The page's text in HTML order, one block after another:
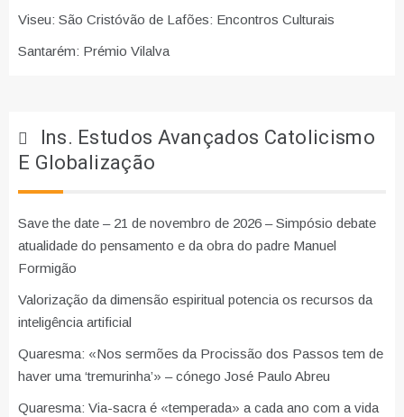
Viseu: São Cristóvão de Lafões: Encontros Culturais
Santarém: Prémio Vilalva
Ins. Estudos Avançados Catolicismo
E Globalização
Save the date – 21 de novembro de 2026 – Simpósio debate
atualidade do pensamento e da obra do padre Manuel
Formigão
Valorização da dimensão espiritual potencia os recursos da
inteligência artificial
Quaresma: «Nos sermões da Procissão dos Passos tem de
haver uma ‘tremurinha’» – cónego José Paulo Abreu
Quaresma: Via-sacra é «temperada» a cada ano com a vida